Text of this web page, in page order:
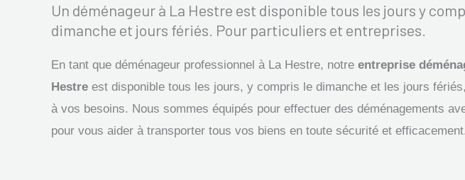
Un déménageur à La Hestre est disponible tous les jours y
dimanche et jours fériés. Pour particuliers et entreprises.
En tant que déménageur professionnel à La Hestre, notre entreprise
Hestre est disponible tous les jours, y compris le dimanche et les jours
à vos besoins. Nous sommes équipés pour effectuer des déménagements
pour vous aider à transporter tous vos biens en toute sécurité et efficacement.